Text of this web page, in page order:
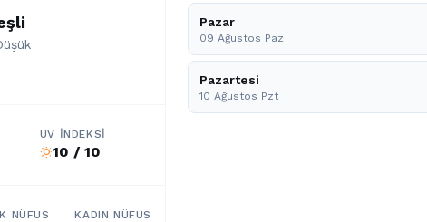
UV İNDEKSI
wb_sunny10 / 10
NÜFUS KADIN NÜFUS
Pazar
09 Ağustos Paz
Pazartesi
10 Ağustos Pzt